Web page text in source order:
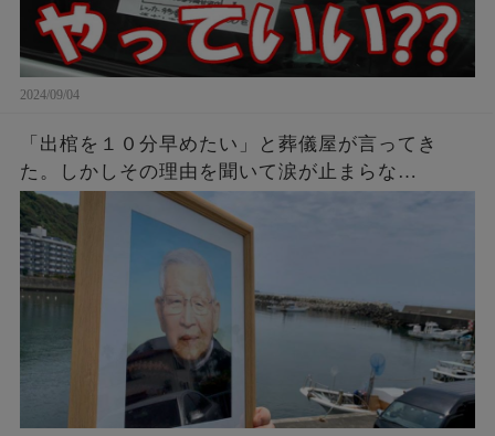
2024/09/04
「出棺を１０分早めたい」と葬儀屋が言ってき
た。しかしその理由を聞いて涙が止まらな
い・・・